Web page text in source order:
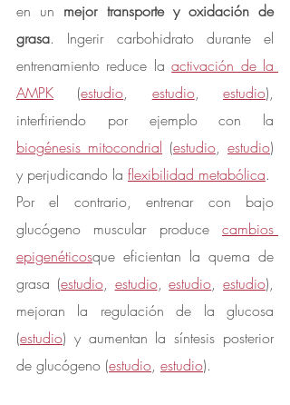
en un mejor transporte y oxidación de
grasa. Ingerir carbohidrato durante el
entrenamiento reduce la activación de la
AMPK (estudio, estudio, estudio),
biogénesis mitocondrial (estudio, estudio)
y perjudicando la flexibilidad metabólica.
Por el contrario, entrenar con bajo
glucógeno muscular produce cambios
epigenéticosque eficientan la quema de
grasa (estudio, estudio, estudio, estudio),
mejoran la regulación de la glucosa
(estudio) y aumentan la síntesis posterior
de glucógeno (estudio, estudio).